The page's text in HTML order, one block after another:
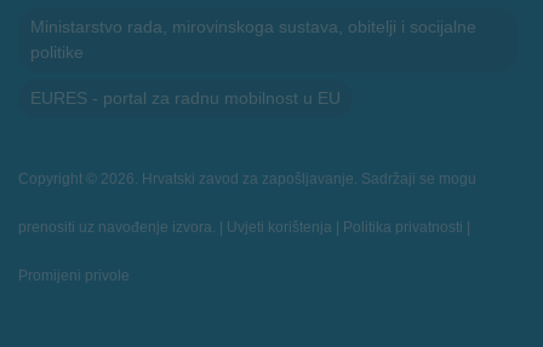
Ministarstvo rada, mirovinskoga sustava, obitelji i socijalne
politike
EURES - portal za radnu mobilnost u EU
Copyright © 2026. Hrvatski zavod za zapošljavanje. Sadržaji se mogu
prenositi uz navođenje izvora. | Uvjeti korištenja | Politika privatnosti |
Promijeni privole